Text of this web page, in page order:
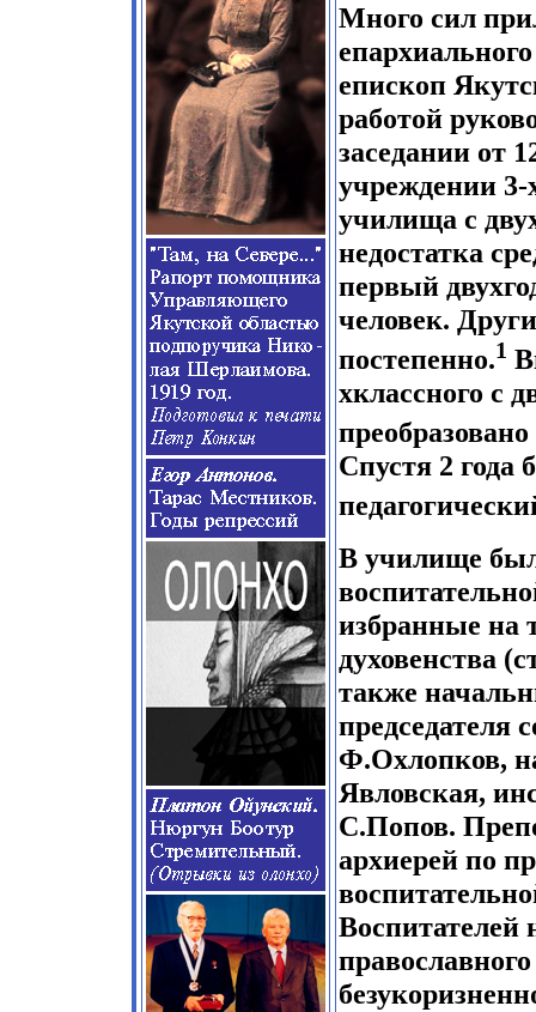
Много сил
епископ
работой
заседании от
учреждении 3-
училища с
недостатка
первый
человек.
постепенно.1
хклассного с
Спустя 2
В училище был
избранные на
духовенства
также
председателя
Ф.Охлопков,
Явловская,
С.Попов.
архиерей по
Воспитателей